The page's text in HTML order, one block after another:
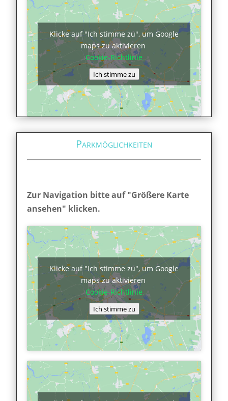
Klicke auf "Ich stimme zu", um Google
maps zu aktivieren
Cookie-Richtlinie
Ich stimme zu
Parkmöglichkeiten
Zur Navigation bitte auf "Größere Karte
ansehen" klicken.
Klicke auf "Ich stimme zu", um Google
maps zu aktivieren
Cookie-Richtlinie
Ich stimme zu